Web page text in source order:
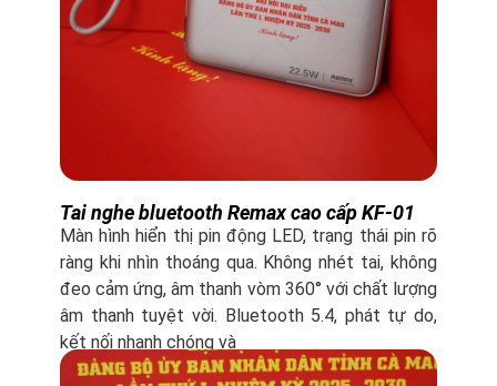
Tai nghe bluetooth Remax cao cấp KF-01
Màn hình hiển thị pin động LED, trạng thái pin rõ
ràng khi nhìn thoáng qua. Không nhét tai, không
đeo cảm ứng, âm thanh vòm 360° với chất lượng
âm thanh tuyệt vời. Bluetooth 5.4, phát tự do,
kết nối nhanh chóng và